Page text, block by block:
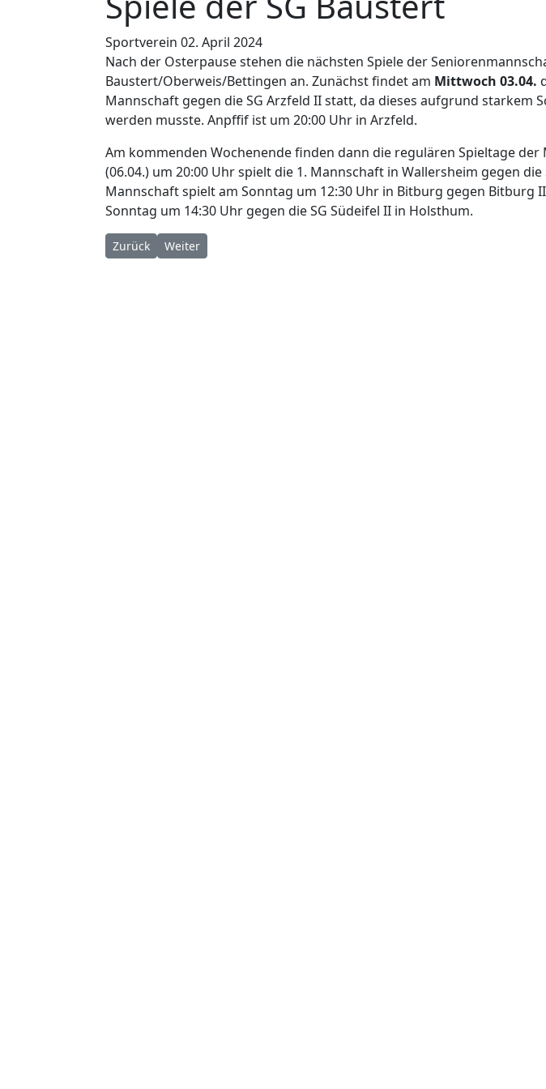
Sportverein 02. April 2024
Nach der Osterpause stehen die nächsten Spiele der
Baustert/Oberweis/Bettingen an. Zunächst findet am Mittwoch 03.04.
Mannschaft gegen die SG Arzfeld II statt, da dieses aufgrund starkem
werden musste. Anpffif ist um 20:00 Uhr in Arzfeld.
Am kommenden Wochenende finden dann die regulären Spieltage
(06.04.) um 20:00 Uhr spielt die 1. Mannschaft in Wallersheim gegen die
Mannschaft spielt am Sonntag um 12:30 Uhr in Bitburg gegen Bitburg
Sonntag um 14:30 Uhr gegen die SG Südeifel II in Holsthum.
Vorheriger Beitrag: Spitzenspiel in Baustert
Zurück Nächster Beitrag: Heimspiele der SG Baustert
Weiter